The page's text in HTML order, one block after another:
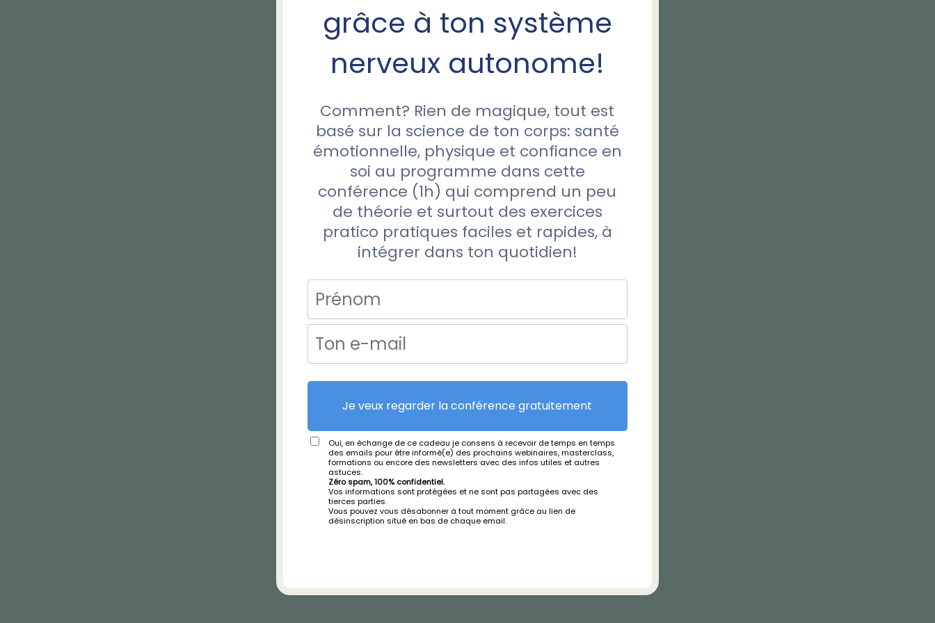
grâce à ton système
nerveux autonome!
Comment? Rien de magique, tout est
basé sur la science de ton corps: santé
émotionnelle, physique et confiance en
soi au programme dans cette
conférence (1h) qui comprend un peu
de théorie et surtout des exercices
pratico pratiques faciles et rapides, à
intégrer dans ton quotidien!
Je veux regarder la conférence gratuitement
Oui, en échange de ce cadeau je consens à recevoir de temps en temps
des emails pour être informé(e) des prochains webinaires, masterclass,
formations ou encore des newsletters avec des infos utiles et autres
astuces.
Zéro spam, 100% confidentiel.
Vos informations sont protégées et ne sont pas partagées avec des
tierces parties.
Vous pouvez vous désabonner à tout moment grâce au lien de
désinscription situé en bas de chaque email.